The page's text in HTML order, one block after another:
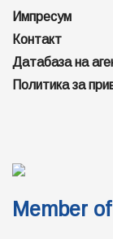
Импресум
Контакт
Датабаза на
Политика за
Member of